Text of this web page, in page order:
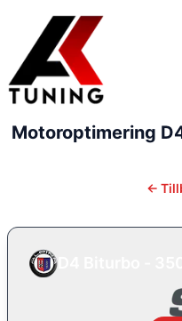
Motoroptimering
←